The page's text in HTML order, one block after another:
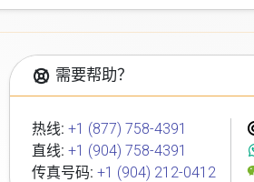
需要帮助？
热线: +1 (877) 758-4391
直线: +1 (904) 758-4391
传真号码: +1 (904) 212-0412